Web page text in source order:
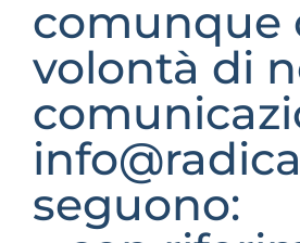
comunque
volontà di
seguono: